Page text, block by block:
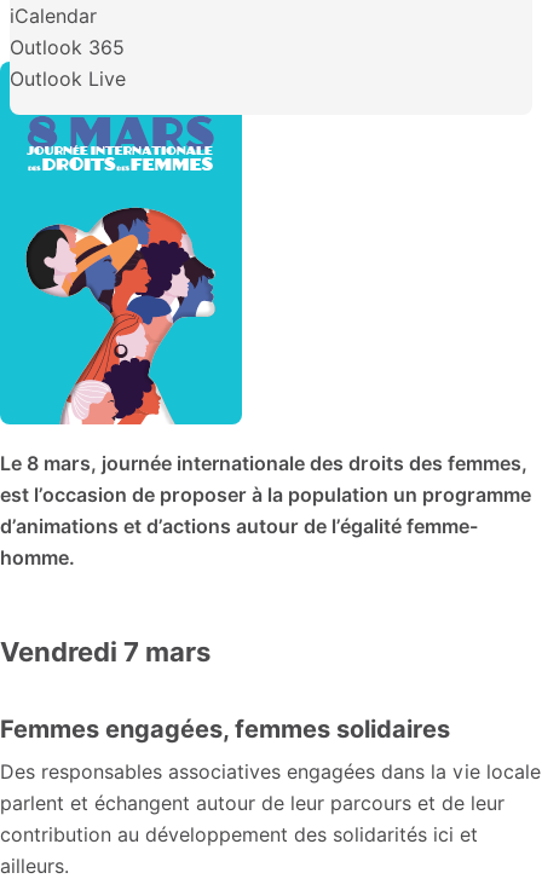
iCalendar
Outlook 365
Outlook Live
Le 8 mars, journée internationale des droits des femmes,
est l’occasion de proposer à la population un programme
d’animations et d’actions autour de l’égalité femme-
homme.
Vendredi 7 mars
Femmes engagées, femmes solidaires
Des responsables associatives engagées dans la vie locale
parlent et échangent autour de leur parcours et de leur
contribution au développement des solidarités ici et
ailleurs.